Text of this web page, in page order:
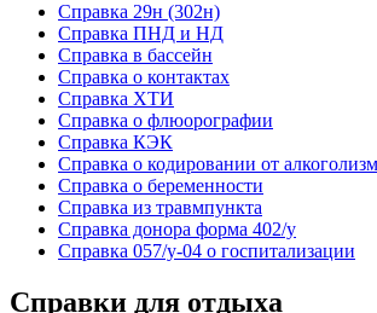
Cправка 29н (302н)
Справка ПНД и НД
Справка в бассейн
Справка о контактах
Справка ХТИ
Справка о флюорографии
Справка КЭК
Справка о кодировании от
Справка о беременности
Справка из травмпункта
Справка донора форма 402/у
Справка 057/у-04 о госпитализации
Справки для отдыха